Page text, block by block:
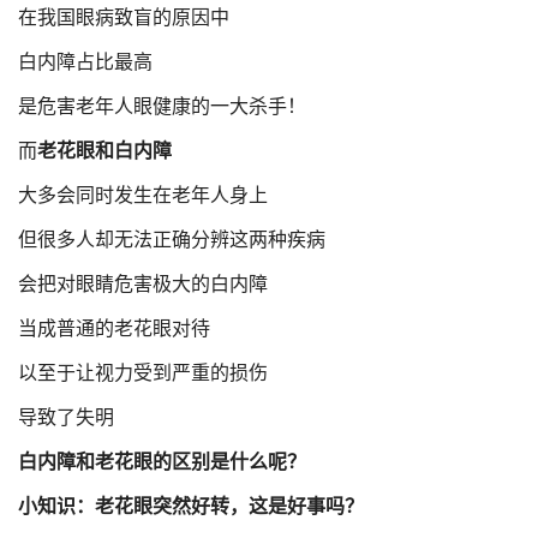
在我国眼病致盲的原因中
白内障占比最高
是危害老年人眼健康的一大杀手！
而老花眼和白内障
大多会同时发生在老年人身上
但很多人却无法正确分辨这两种疾病
会把对眼睛危害极大的白内障
当成普通的老花眼对待
以至于让视力受到严重的损伤
导致了失明
白内障和老花眼的区别是什么呢？
小知识：老花眼突然好转，这是好事吗？